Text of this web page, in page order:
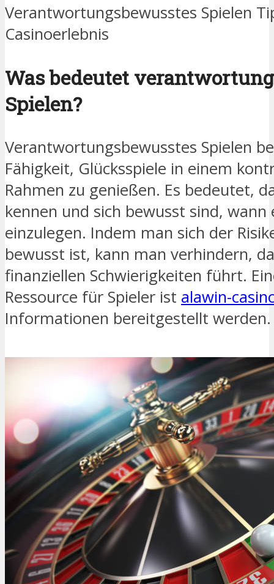
Verantwortungsbewusstes Spielen
Casinoerlebnis
Was bedeutet
Spielen?
Verantwortungsbewusstes Spielen
Fähigkeit, Glücksspiele in einem
Rahmen zu genießen. Es bedeutet,
kennen und sich bewusst sind, wann
einzulegen. Indem man sich der
bewusst ist, kann man verhindern,
finanziellen Schwierigkeiten führt.
Ressource für Spieler ist alawin-
Informationen bereitgestellt werden.